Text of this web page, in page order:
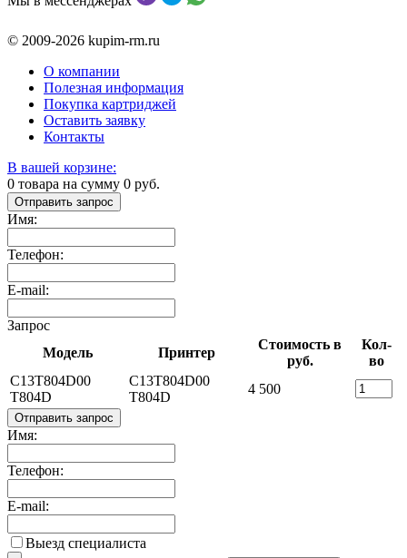
© 2009-2026 kupim-rm.ru
О компании
Полезная информация
Покупка картриджей
Оставить заявку
Контакты
В вашей корзине:
0 товара на сумму 0 руб.
Отправить запрос
Имя:
Телефон:
E-mail:
Запрос
Модель
Принтер
Стоимость в
руб.
Кол-
во
C13T804D00
T804D
C13T804D00
T804D
4 500
Отправить запрос
Имя:
Телефон:
E-mail:
Выезд специалиста